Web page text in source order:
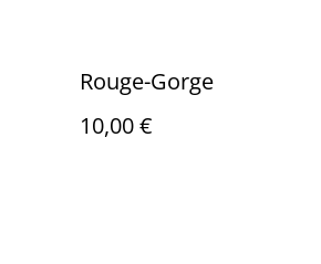
Rouge-Gorge
10,00 €